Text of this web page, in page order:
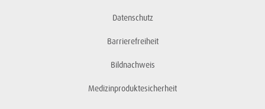
Datenschutz
Barrierefreiheit
Bildnachweis
Medizinproduktesicherheit